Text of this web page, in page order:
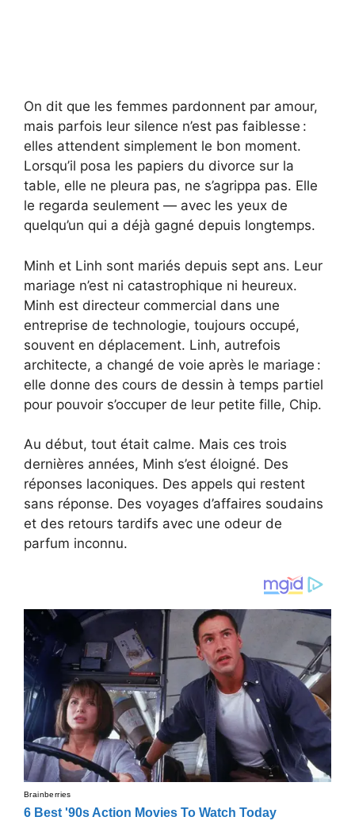
On dit que les femmes pardonnent par amour,
mais parfois leur silence n’est pas faiblesse :
elles attendent simplement le bon moment.
Lorsqu’il posa les papiers du divorce sur la
table, elle ne pleura pas, ne s’agrippa pas. Elle
le regarda seulement — avec les yeux de
quelqu’un qui a déjà gagné depuis longtemps.
Minh et Linh sont mariés depuis sept ans. Leur
mariage n’est ni catastrophique ni heureux.
Minh est directeur commercial dans une
entreprise de technologie, toujours occupé,
souvent en déplacement. Linh, autrefois
architecte, a changé de voie après le mariage :
elle donne des cours de dessin à temps partiel
pour pouvoir s’occuper de leur petite fille, Chip.
Au début, tout était calme. Mais ces trois
dernières années, Minh s’est éloigné. Des
réponses laconiques. Des appels qui restent
sans réponse. Des voyages d’affaires soudains
et des retours tardifs avec une odeur de
parfum inconnu.